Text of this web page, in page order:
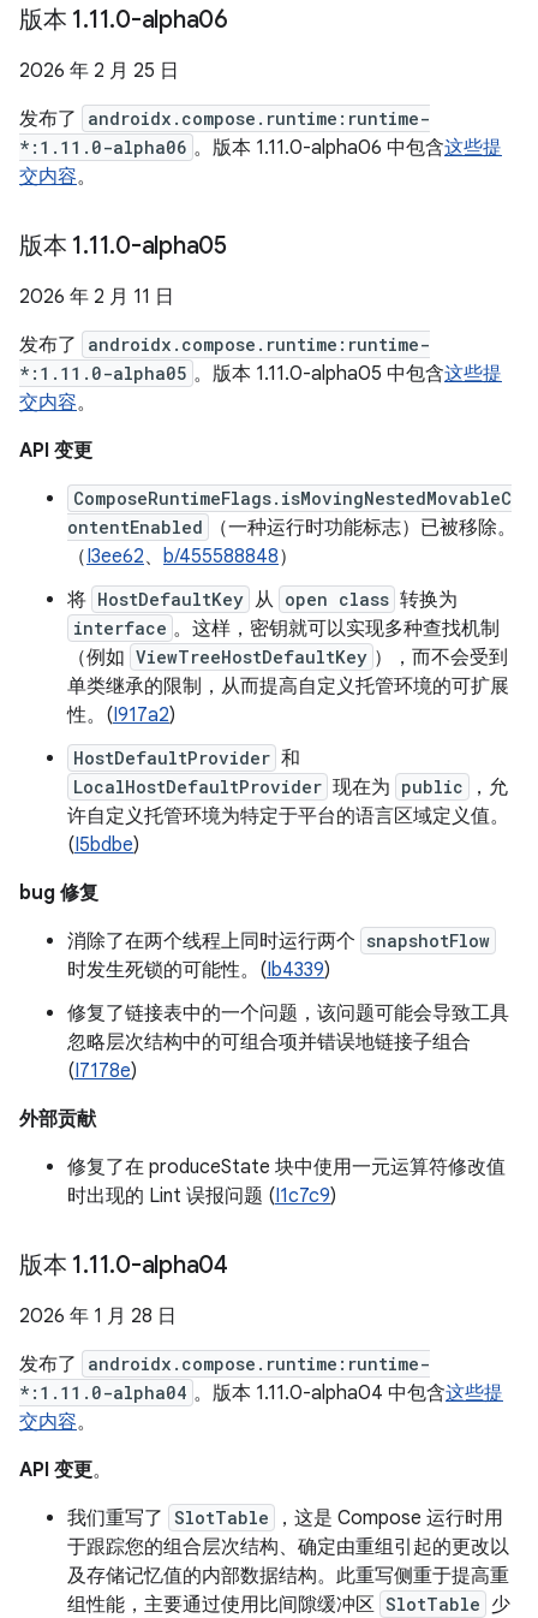
版本 1.11.0-alpha06
2026 年 2 月 25 日
发布了
androidx.compose.runtime:runtime-
*:1.11.0-alpha06 。版本 1.11.0-alpha06 中包含这些提
交内容。
版本 1.11.0-alpha05
2026 年 2 月 11 日
发布了
androidx.compose.runtime:runtime-
*:1.11.0-alpha05 。版本 1.11.0-alpha05 中包含这些提
交内容。
API 变更
ComposeRuntimeFlags.isMovingNestedMovableC
ontentEnabled
（一种运行时功能标志）已被移除。
（I3ee62、 b/455588848）
将 HostDefaultKey 从 open class 转换为
interface 。这样，密钥就可以实现多种查找机制
（例如 ViewTreeHostDefaultKey ），而不会受到
单类继承的限制，从而提高自定义托管环境的可扩展
性。(I917a2)
HostDefaultProvider 和
LocalHostDefaultProvider 现在为 public
，允
许自定义托管环境为特定于平台的语言区域定义值。
(I5bdbe)
bug 修复
消除了在两个线程上同时运行两个 snapshotFlow
时发生死锁的可能性。(Ib4339)
修复了链接表中的一个问题，该问题可能会导致工具
忽略层次结构中的可组合项并错误地链接子组合
(I7178e)
外部贡献
修复了在 produceState 块中使用一元运算符修改值
时出现的 Lint 误报问题 (I1c7c9)
版本 1.11.0-alpha04
2026 年 1 月 28 日
发布了
androidx.compose.runtime:runtime-
*:1.11.0-alpha04 。版本 1.11.0-alpha04 中包含这些提
交内容。
API 变更。
我们重写了 SlotTable
，这是 Compose 运行时用
于跟踪您的组合层次结构、确定由重组引起的更改以
及存储记忆值的内部数据结构。此重写侧重于提高重
组性能，主要通过使用比间隙缓冲区 SlotTable 少